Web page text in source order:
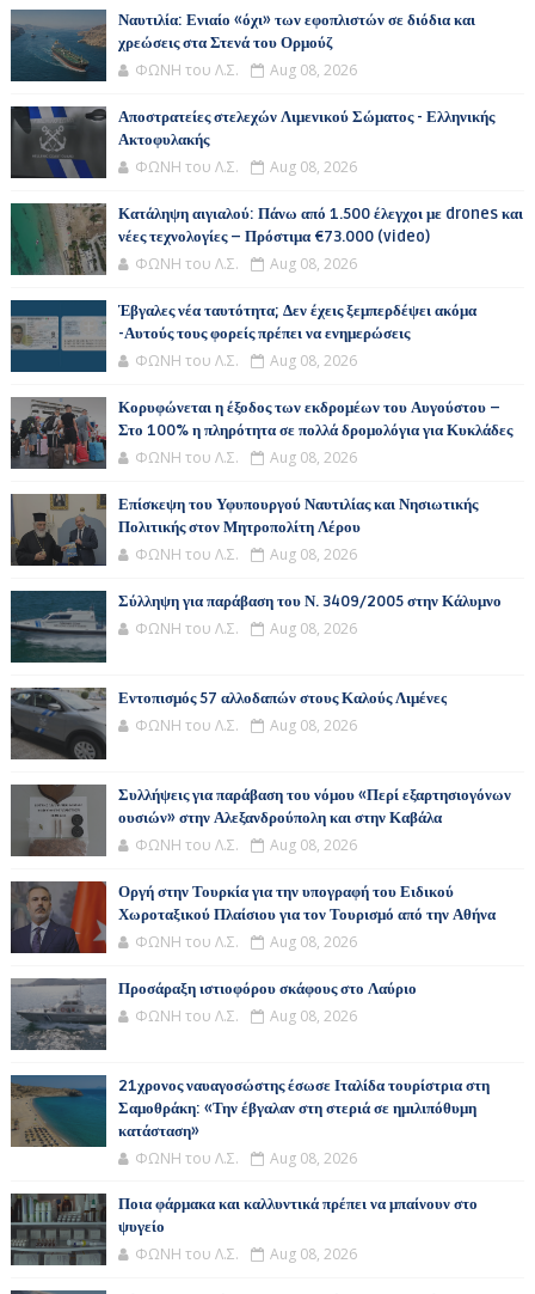
Ναυτιλία: Ενιαίο «όχι» των εφοπλιστών σε διόδια και
χρεώσεις στα Στενά του Ορμούζ
ΦΩΝΗ του Λ.Σ. Aug 08, 2026
Αποστρατείες στελεχών Λιμενικού Σώματος - Ελληνικής
Ακτοφυλακής
ΦΩΝΗ του Λ.Σ. Aug 08, 2026
Κατάληψη αιγιαλού: Πάνω από 1.500 έλεγχοι με drones και
νέες τεχνολογίες – Πρόστιμα €73.000 (video)
ΦΩΝΗ του Λ.Σ. Aug 08, 2026
Έβγαλες νέα ταυτότητα; Δεν έχεις ξεμπερδέψει ακόμα
-Αυτούς τους φορείς πρέπει να ενημερώσεις
ΦΩΝΗ του Λ.Σ. Aug 08, 2026
Κορυφώνεται η έξοδος των εκδρομέων του Αυγούστου –
Στο 100% η πληρότητα σε πολλά δρομολόγια για Κυκλάδες
ΦΩΝΗ του Λ.Σ. Aug 08, 2026
Επίσκεψη του Υφυπουργού Ναυτιλίας και Νησιωτικής
Πολιτικής στον Μητροπολίτη Λέρου
ΦΩΝΗ του Λ.Σ. Aug 08, 2026
Σύλληψη για παράβαση του Ν. 3409/2005 στην Κάλυμνο
ΦΩΝΗ του Λ.Σ. Aug 08, 2026
Εντοπισμός 57 αλλοδαπών στους Καλούς Λιμένες
ΦΩΝΗ του Λ.Σ. Aug 08, 2026
Συλλήψεις για παράβαση του νόμου «Περί εξαρτησιογόνων
ουσιών» στην Αλεξανδρούπολη και στην Καβάλα
ΦΩΝΗ του Λ.Σ. Aug 08, 2026
Οργή στην Τουρκία για την υπογραφή του Ειδικού
Χωροταξικού Πλαίσιου για τον Τουρισμό από την Αθήνα
ΦΩΝΗ του Λ.Σ. Aug 08, 2026
Προσάραξη ιστιοφόρου σκάφους στο Λαύριο
ΦΩΝΗ του Λ.Σ. Aug 08, 2026
21χρονος ναυαγοσώστης έσωσε Ιταλίδα τουρίστρια στη
Σαμοθράκη: «Την έβγαλαν στη στεριά σε ημιλιπόθυμη
κατάσταση»
ΦΩΝΗ του Λ.Σ. Aug 08, 2026
Ποια φάρμακα και καλλυντικά πρέπει να μπαίνουν στο
ψυγείο
ΦΩΝΗ του Λ.Σ. Aug 08, 2026